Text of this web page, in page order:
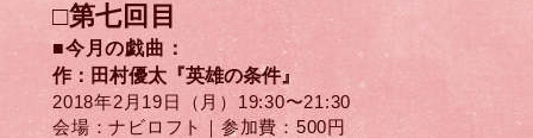
□第七回目
■今月の戯曲：
作：田村優太『英雄の条件』
2018年2月19日（月）​19:30〜21:30
会場：ナビロフト｜参加費：500円